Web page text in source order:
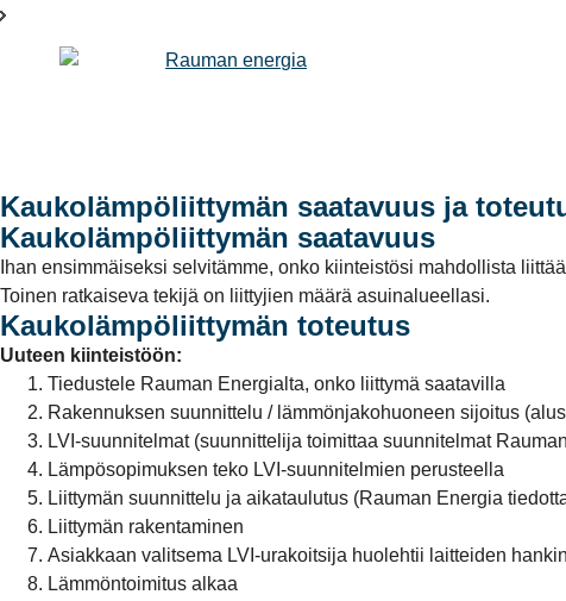
Kaukolämpöliittymän saatavuus ja
Kaukolämpöliittymän saatavuus
Ihan ensimmäiseksi selvitämme, onko kiinteistösi mahdollista
Toinen ratkaiseva tekijä on liittyjien määrä asuinalueellasi.
Kaukolämpöliittymän toteutus
Uuteen kiinteistöön:
Tiedustele Rauman Energialta, onko liittymä saatavilla
Rakennuksen suunnittelu / lämmönjakohuoneen sijoitus
LVI-suunnitelmat (suunnittelija toimittaa suunnitelmat
Lämpösopimuksen teko LVI-suunnitelmien perusteella
Liittymän suunnittelu ja aikataulutus (Rauman Energia
Liittymän rakentaminen
Asiakkaan valitsema LVI-urakoitsija huolehtii laitteiden
Lämmöntoimitus alkaa